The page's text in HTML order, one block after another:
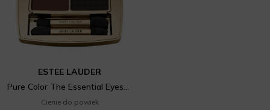
ESTEE LAUDER
Pure Color The Essential Eyeshadow Quad
Cienie do powiek